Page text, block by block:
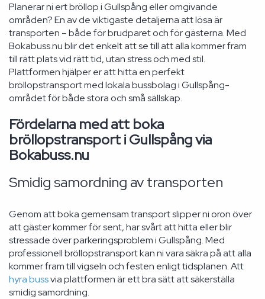
Planerar ni ert bröllop i Gullspång eller omgivande
områden? En av de viktigaste detaljerna att lösa är
transporten – både för brudparet och för gästerna. Med
Bokabuss.nu blir det enkelt att se till att alla kommer fram
till rätt plats vid rätt tid, utan stress och med stil.
Plattformen hjälper er att hitta en perfekt
bröllopstransport med lokala bussbolag i Gullspång-
området för både stora och små sällskap.
Fördelarna med att boka
bröllopstransport i Gullspång via
Bokabuss.nu
Smidig samordning av transporten
Genom att boka gemensam transport slipper ni oron över
att gäster kommer för sent, har svårt att hitta eller blir
stressade över parkeringsproblem i Gullspång. Med
professionell bröllopstransport kan ni vara säkra på att alla
kommer fram till vigseln och festen enligt tidsplanen. Att
hyra bussvia plattformen är ett bra sätt att säkerställa
smidig samordning.